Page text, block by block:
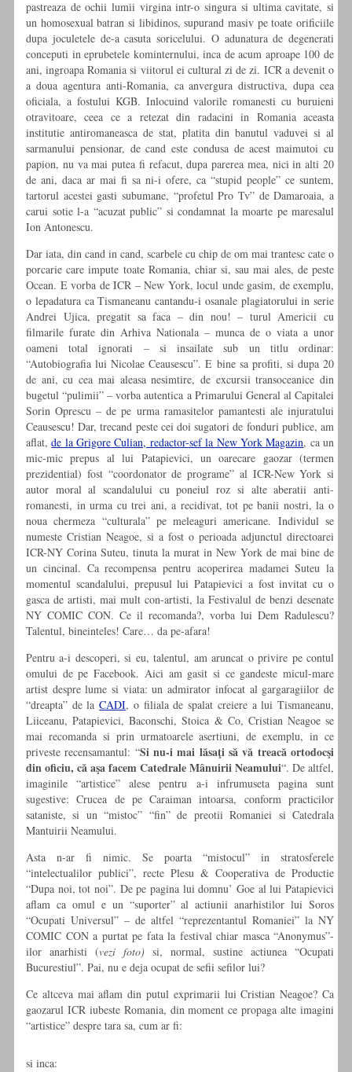
pastreaza de ochii lumii virgina intr-o singura si ultima cavitate, si
un homosexual batran si libidinos, supurand masiv pe toate orificiile
dupa joculetele de-a casuta soricelului. O adunatura de degenerati
conceputi in eprubetele kominternului, inca de acum aproape 100 de
ani, ingroapa Romania si viitorul ei cultural zi de zi. ICR a devenit o
a doua agentura anti-Romania, ca anvergura distructiva, dupa cea
oficiala, a fostului KGB. Inlocuind valorile romanesti cu buruieni
otravitoare, ceea ce a retezat din radacini in Romania aceasta
institutie antiromaneasca de stat, platita din banutul vaduvei si al
sarmanului pensionar, de cand este condusa de acest maimutoi cu
papion, nu va mai putea fi refacut, dupa parerea mea, nici in alti 20
de ani, daca ar mai fi sa ni-i ofere, ca “stupid people” ce suntem,
tartorul acestei gasti subumane, “profetul Pro Tv” de Damaroaia, a
carui sotie l-a “acuzat public” si condamnat la moarte pe maresalul
Ion Antonescu.
Dar iata, din cand in cand, scarbele cu chip de om mai trantesc cate o
porcarie care impute toate Romania, chiar si, sau mai ales, de peste
Ocean. E vorba de ICR – New York, locul unde gasim, de exemplu,
o lepadatura ca Tismaneanu cantandu-i osanale plagiatorului in serie
Andrei Ujica, pregatit sa faca – din nou! – turul Americii cu
filmarile furate din Arhiva Nationala – munca de o viata a unor
oameni total ignorati – si insailate sub un titlu ordinar:
“Autobiografia lui Nicolae Ceausescu”. E bine sa profiti, si dupa 20
de ani, cu cea mai aleasa nesimtire, de excursii transoceanice din
bugetul “pulimii” – vorba autentica a Primarului General al Capitalei
Sorin Oprescu – de pe urma ramasitelor pamantesti ale injuratului
Ceausescu! Dar, trecand peste cei doi sugatori de fonduri publice, am
aflat,de la Grigore Culian, redactor-sef la New York Magazin, ca un
mic-mic prepus al lui Patapievici, un oarecare gaozar (termen
prezidential) fost “coordonator de programe” al ICR-New York si
autor moral al scandalului cu poneiul roz si alte aberatii anti-
romanesti, in urma cu trei ani, a recidivat, tot pe banii nostri, la o
noua chermeza “culturala” pe meleaguri americane. Individul se
numeste Cristian Neagoe, si a fost o perioada adjunctul directoarei
ICR-NY Corina Suteu, tinuta la murat in New York de mai bine de
un cincinal. Ca recompensa pentru acoperirea madamei Suteu la
momentul scandalului, prepusul lui Patapievici a fost invitat cu o
gasca de artisti, mai mult con-artisti, la Festivalul de benzi desenate
NY COMIC CON. Ce il recomanda?, vorba lui Dem Radulescu?
Talentul, bineinteles! Care… da pe-afara!
Pentru a-i descoperi, si eu, talentul, am aruncat o privire pe contul
omului de pe Facebook. Aici am gasit si ce gandeste micul-mare
artist despre lume si viata: un admirator infocat al gargaragiilor de
“dreapta” de laCADI, o filiala de spalat creiere a lui Tismaneanu,
Liiceanu, Patapievici, Baconschi, Stoica & Co, Cristian Neagoe se
mai recomanda si prin urmatoarele asertiuni, de exemplu, in ce
priveste recensamantul: “Si nu-i mai lăsaţi să vă treacă ortodocşi
din oficiu, că aşa facem Catedrale Mânuirii Neamului“. De altfel,
imaginile “artistice” alese pentru a-i infrumuseta pagina sunt
sugestive: Crucea de pe Caraiman intoarsa, conform practicilor
sataniste, si un “mistoc” “fin” de preotii Romaniei si Catedrala
Mantuirii Neamului.
Asta n-ar fi nimic. Se poarta “mistocul” in stratosferele
“intelectualilor publici”, recte Plesu & Cooperativa de Productie
“Dupa noi, tot noi”. De pe pagina lui domnu’ Goe al lui Patapievici
aflam ca omul e un “suporter” al actiunii anarhistilor lui Soros
“Ocupati Universul” – de altfel “reprezentantul Romaniei” la NY
COMIC CON a purtat pe fata la festival chiar masca “Anonymus”-
ilor anarhisti (vezi foto) si, normal, sustine actiunea “Ocupati
Bucurestiul”. Pai, nu e deja ocupat de sefii sefilor lui?
Ce altceva mai aflam din putul exprimarii lui Cristian Neagoe? Ca
gaozarul ICR iubeste Romania, din moment ce propaga alte imagini
“artistice” despre tara sa, cum ar fi:
si inca: